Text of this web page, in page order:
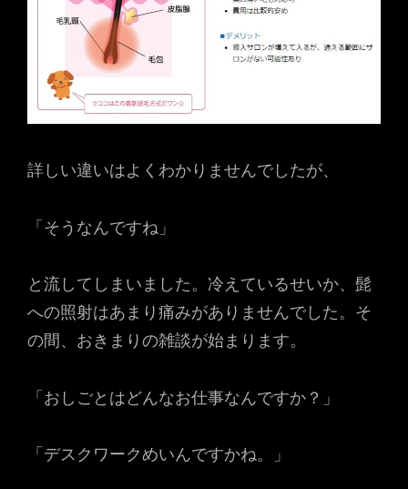
詳しい違いはよくわかりませんでしたが、
「そうなんですね」
と流してしまいました。冷えているせいか、髭
への照射はあまり痛みがありませんでした。そ
の間、おきまりの雑談が始まります。
「おしごとはどんなお仕事なんですか？」
「デスクワークめいんですかね。」